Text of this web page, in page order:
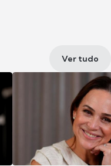
Ver tudo